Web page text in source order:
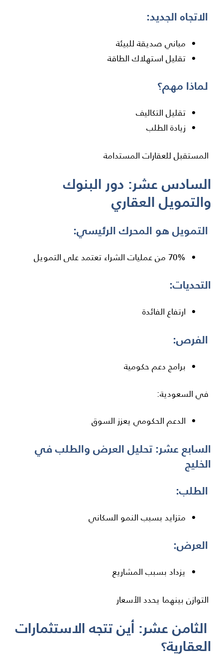
الاتجاه الجديد:
مباني صديقة للبيئة
تقليل استهلاك الطاقة
لماذا مهم؟
تقليل التكاليف
زيادة الطلب
المستقبل للعقارات المستدامة
السادس عشر: دور البنوك
والتمويل العقاري
التمويل هو المحرك الرئيسي:
70% من عمليات الشراء تعتمد على التمويل
التحديات:
ارتفاع الفائدة
الفرص:
برامج دعم حكومية
في السعودية:
الدعم الحكومي يعزز السوق
السابع عشر: تحليل العرض والطلب في
الخليج
الطلب:
متزايد بسبب النمو السكاني
العرض:
يزداد بسبب المشاريع
التوازن بينهما يحدد الأسعار
الثامن عشر: أين تتجه الاستثمارات
العقارية؟